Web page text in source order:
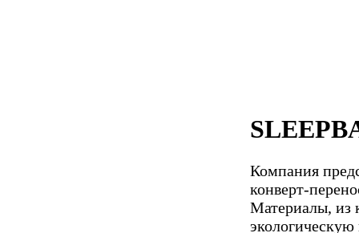
Компания
конверт-
Материалы, из
экологическую